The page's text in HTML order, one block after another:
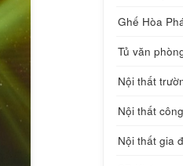
Ghế Hòa
Tủ văn
Nội thất
Nội thất
Nội thất gia